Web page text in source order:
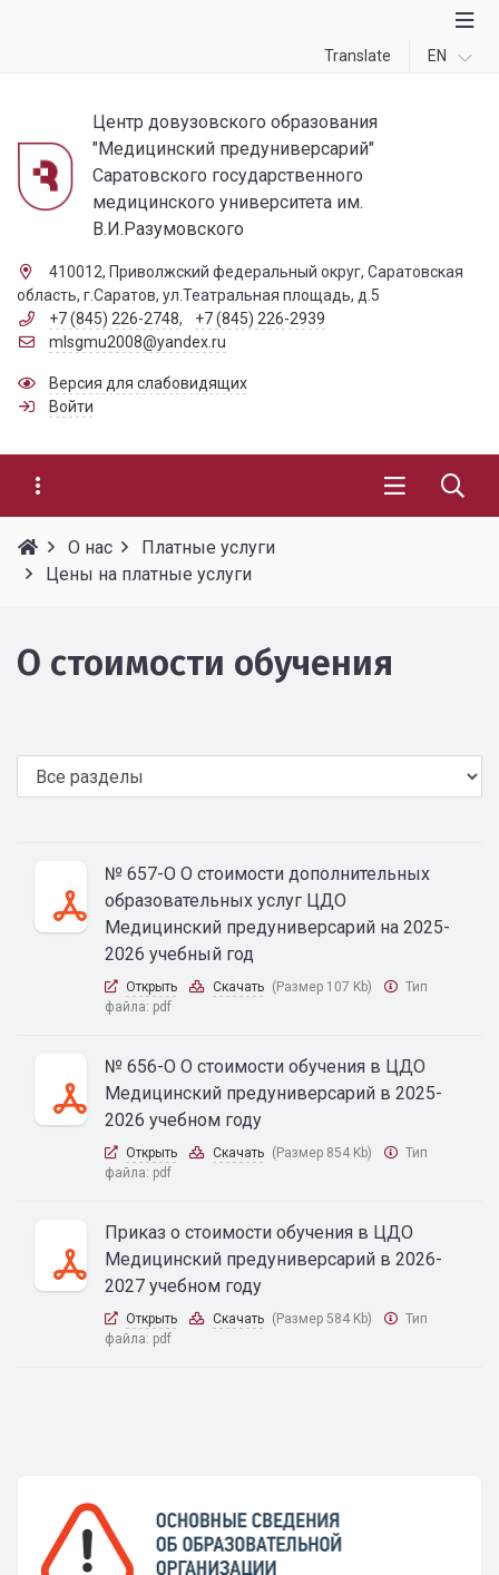
Translate EN
Центр довузовского образования
"Медицинский предуниверсарий"
Саратовского государственного
медицинского университета им.
В.И.Разумовского
410012, Приволжский федеральный округ, Саратовская
область, г.Саратов, ул.Театральная площадь, д.5
+7 (845) 226-2748,
+7 (845) 226-2939
mlsgmu2008@yandex.ru
Версия для слабовидящих
Войти
О нас
Платные услуги
Цены на платные услуги
О стоимости обучения
№ 657-О О стоимости дополнительных
образовательных услуг ЦДО
Медицинский предуниверсарий на 2025-
2026 учебный год
Открыть Скачать (Размер 107 Kb)
Тип
файла: pdf
№ 656-О О стоимости обучения в ЦДО
Медицинский предуниверсарий в 2025-
2026 учебном году
Открыть Скачать (Размер 854 Kb)
Тип
файла: pdf
Приказ о стоимости обучения в ЦДО
Медицинский предуниверсарий в 2026-
2027 учебном году
Открыть Скачать (Размер 584 Kb)
Тип
файла: pdf